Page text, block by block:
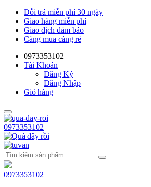
Đỗi trả miễn phí 30 ngày
Giao hàng miễn phí
Giao dịch đảm bảo
Càng mua càng rẻ
0973353102
Tài Khoản
Đăng Ký
Đăng Nhập
Giỏ hàng
0973353102
0973353102